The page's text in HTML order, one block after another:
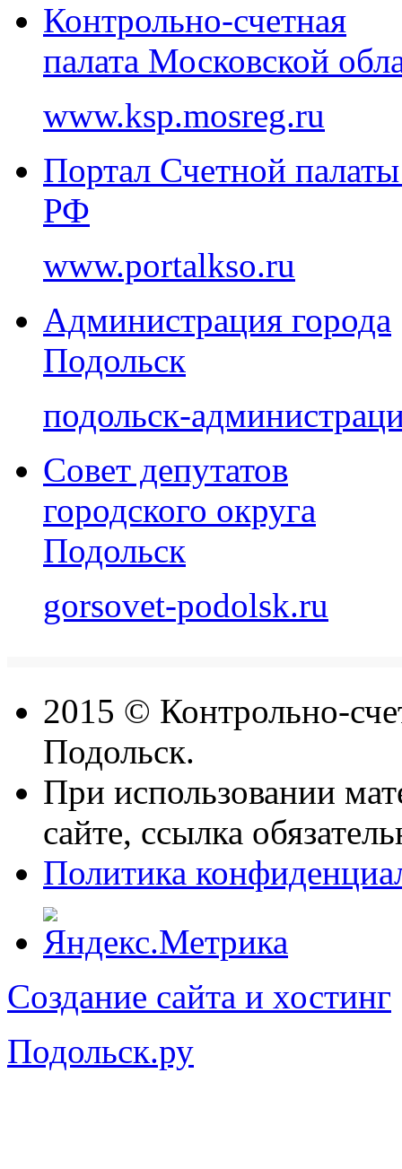
Контрольно-счетная
палата Московской
www.ksp.mosreg.ru
Портал Счетной
РФ
www.portalkso.ru
Администрация города
Подольск
подольск-
Совет депутатов
городского округа
Подольск
gorsovet-podolsk.ru
2015 © Контрольно-
Подольск.
При использовании
сайте, ссылка
Политика
Создание сайта и хостинг
Подольск.ру